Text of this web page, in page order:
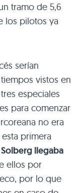
tramo de 5,6
los pilotos ya
serían
vistos en
especiales
para comenzar
no era
primera
llegaba
ellos por
por lo que